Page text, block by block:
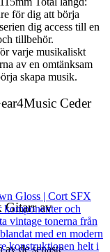
för dig att börja
dig access till en
tillbehör.
varje musikaliskt
av en omtänksam
skapa musik.
Ceder
Gitarr av
de senaste